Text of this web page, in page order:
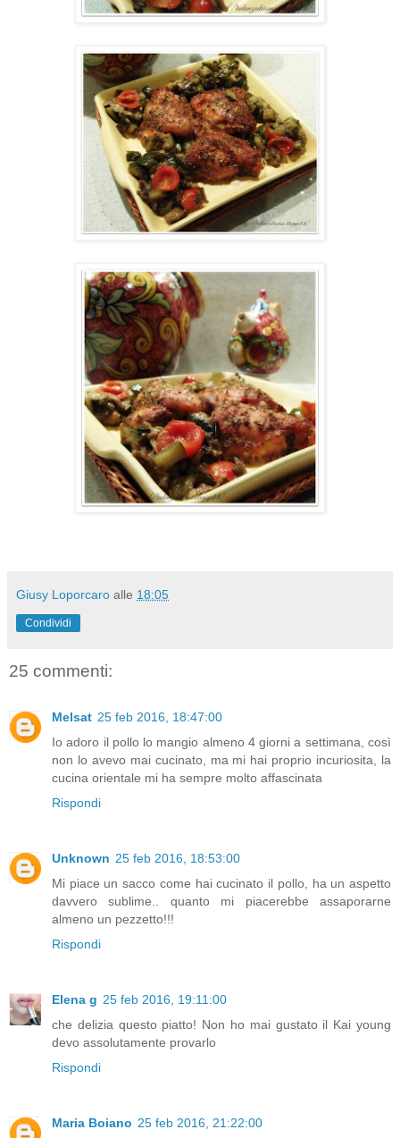
Giusy Loporcaro alle 18:05
Condividi
25 commenti:
Melsat 25 feb 2016, 18:47:00
Io adoro il pollo lo mangio almeno 4 giorni a settimana, così
non lo avevo mai cucinato, ma mi hai proprio incuriosita, la
cucina orientale mi ha sempre molto affascinata
Rispondi
Unknown 25 feb 2016, 18:53:00
Mi piace un sacco come hai cucinato il pollo, ha un aspetto
davvero sublime.. quanto mi piacerebbe assaporarne
almeno un pezzetto!!!
Rispondi
Elena g 25 feb 2016, 19:11:00
che delizia questo piatto! Non ho mai gustato il Kai young
devo assolutamente provarlo
Rispondi
Maria Boiano 25 feb 2016, 21:22:00